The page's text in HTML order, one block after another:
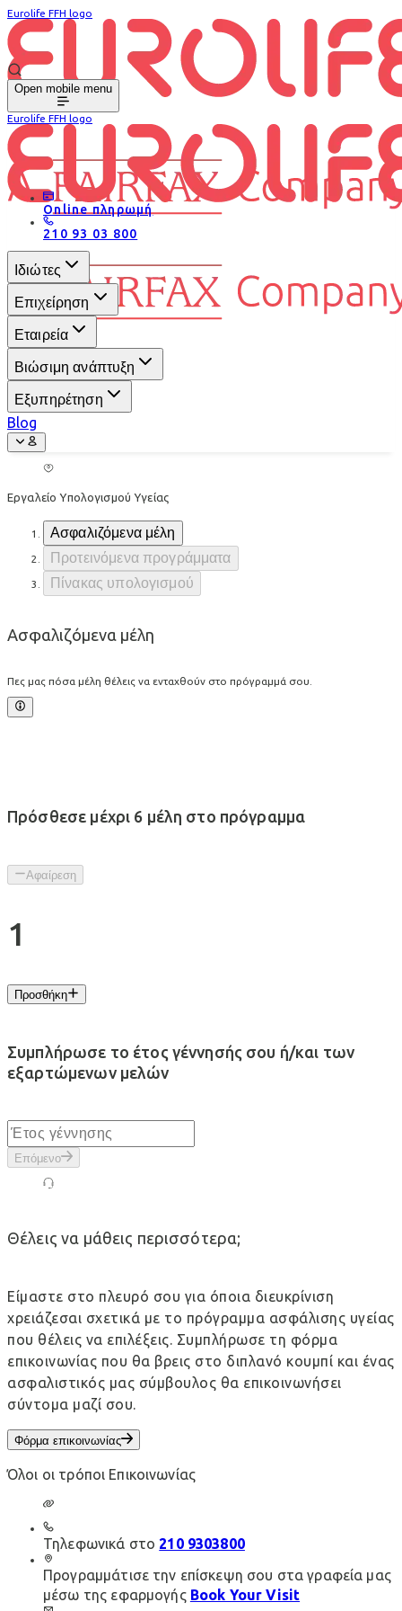
Eurolife FFH logo
Open mobile menu
Eurolife FFH logo
Online πληρωμή
210 93 03 800
Ιδιώτες
Επιχείρηση
Εταιρεία
Βιώσιμη ανάπτυξη
Εξυπηρέτηση
Blog
Εργαλείο Υπολογισμού Υγείας
Ασφαλιζόμενα μέλη
Προτεινόμενα προγράμματα
Πίνακας υπολογισμού
Ασφαλιζόμενα μέλη
Πες μας πόσα μέλη θέλεις να ενταχθούν στο πρόγραμμά σου.
Πρόσθεσε μέχρι 6 μέλη στο πρόγραμμα
Αφαίρεση
1
Προσθήκη
Συμπλήρωσε το έτος γέννησής σου ή/και των
εξαρτώμενων μελών
Επόμενο
Θέλεις να μάθεις περισσότερα;
Είμαστε στο πλευρό σου για όποια διευκρίνιση
χρειάζεσαι σχετικά με το πρόγραμμα ασφάλισης υγείας
που θέλεις να επιλέξεις. Συμπλήρωσε τη φόρμα
επικοινωνίας που θα βρεις στο διπλανό κουμπί και ένας
ασφαλιστικός μας σύμβουλος θα επικοινωνήσει
σύντομα μαζί σου.
Φόρμα επικοινωνίας
Όλοι οι τρόποι Επικοινωνίας
Τηλεφωνικά στο 210 9303800
Προγραμμάτισε την επίσκεψη σου στα γραφεία μας
μέσω της εφαρμογής Book Your Visit